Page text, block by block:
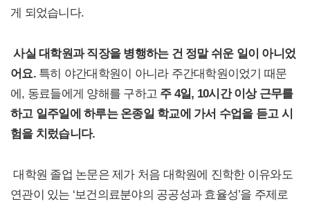
게 되었습니다.
사실 대학원과 직장을 병행하는 건 정말 쉬운 일이 아니었
어요.특히 야간대학원이 아니라 주간대학원이었기 때문
에, 동료들에게 양해를 구하고 주 4일, 10시간 이상 근무를
하고 일주일에 하루는 온종일 학교에 가서 수업을 듣고 시
험을 치렀습니다.
대학원 졸업 논문은 제가 처음 대학원에 진학한 이유와도
연관이 있는 ‘보건의료분야의 공공성과 효율성’을 주제로